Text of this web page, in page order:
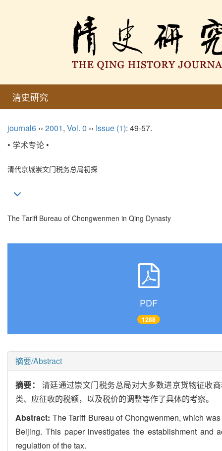
清史研究
journal6 ›› 2001, Vol. 0 ›› Issue (1): 49-57.
• 学术专论 •
清代京城崇文门税务总局初探
The Tariff Bureau of Chongwenmen in Qing Dynasty
PDF
1288
摘要/Abstract
摘要： 清廷通过崇文门税务总局对大多数进京货物征收
类、应征收的税额，以及税价的调整等作了具体的考察。
Abstract: The Tariff Bureau of Chongwenmen, which
Beijing. This paper investigates the establishment
regulation of the tax.